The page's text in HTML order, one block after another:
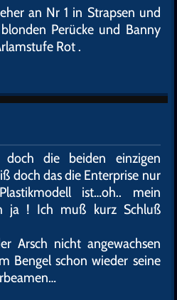
Idee. Also ich hör jetzt
ab. Das kann doch
sein sollen….
ob ich bei mir noch ein
ich lange nicht gesehen
Sex einladen, kapito….